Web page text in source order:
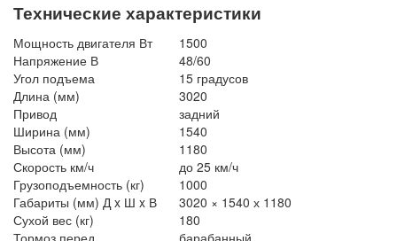
Технические характеристики
Мощность двигателя Вт
1500
Напряжение В
48/60
Угол подъема
15 градусов
Длина (мм)
3020
Привод
задний
Ширина (мм)
1540
Высота (мм)
1180
Скорость км/ч
до 25 км/ч
Грузоподъемность (кг)
1000
Габариты (мм) Д x Ш x В
3020 × 1540 х 1180
Сухой вес (кг)
180